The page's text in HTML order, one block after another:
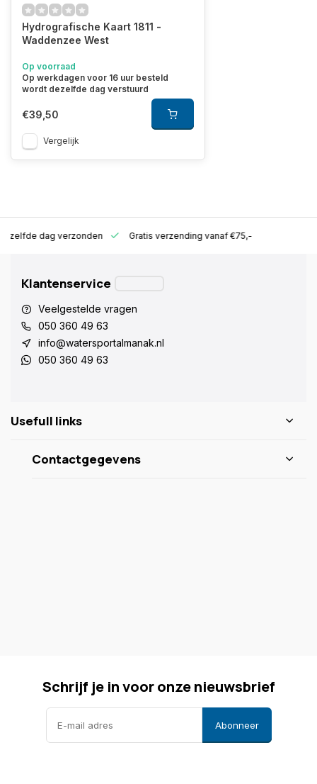
Hydrografische Kaart 1811 -
Waddenzee West
Op voorraad
Op werkdagen voor 16 uur besteld
wordt dezelfde dag verstuurd
€39,50
Vergelijk
zelfde dag verzonden Gratis verzending vanaf €75,-
Klantenservice
Veelgestelde vragen
050 360 49 63
info@watersportalmanak.nl
050 360 49 63
Usefull links
Contactgegevens
Schrijf je in voor onze nieuwsbrief
Abonneer